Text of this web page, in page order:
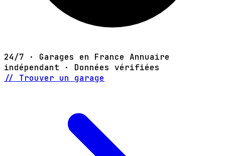
24/7 · Garages en France Annuaire
indépendant · Données vérifiées
// Trouver un garage